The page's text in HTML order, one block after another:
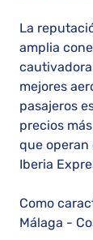
La
amplia
mejores
pasajeros
precios
que operan
Iberia
Como
Málaga -